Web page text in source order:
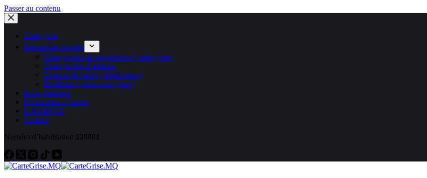
Passer au contenu
Carte grise
Démarches rapides
Changement de propriétaire ( carte grise )
Changement d’adresse
Cession de vente ( déclaration )
Duplicata ( perte carte grise )
Infos pratiques
Documents à fournir
L’AGENCE
Contact
Numéro d’habilitation 228881